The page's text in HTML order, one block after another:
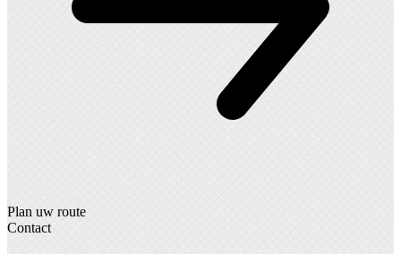
Plan uw route
Contact